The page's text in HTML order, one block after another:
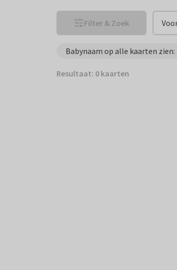
Filter & Zoek
Babynaam op alle kaarten
Resultaat: 0 kaarten